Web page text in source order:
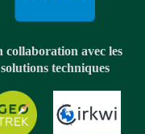
collaboration avec les
solutions techniques